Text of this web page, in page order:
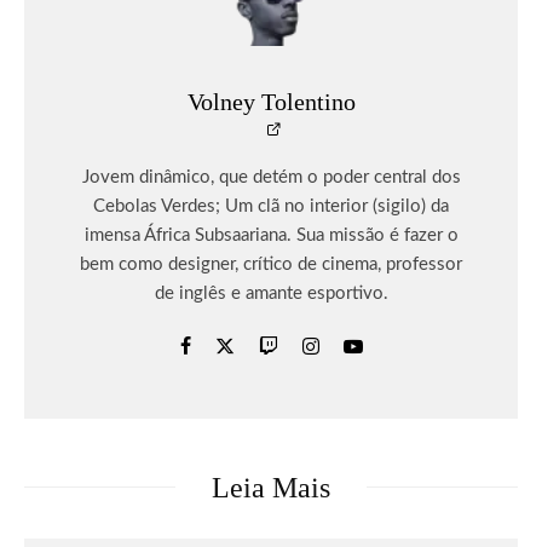
Volney Tolentino
Jovem dinâmico, que detém o poder central dos
Cebolas Verdes; Um clã no interior (sigilo) da
imensa África Subsaariana. Sua missão é fazer o
bem como designer, crítico de cinema, professor
de inglês e amante esportivo.
Leia Mais